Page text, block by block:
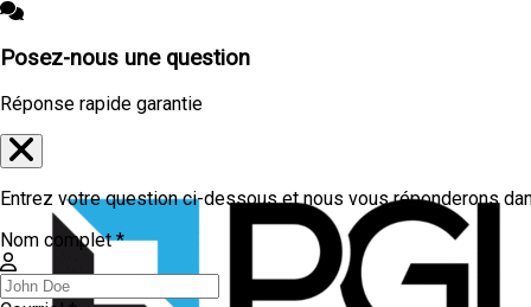
Posez-nous une question
Réponse rapide garantie
Entrez votre question ci-dessous et nous vous réponderons
Nom complet *